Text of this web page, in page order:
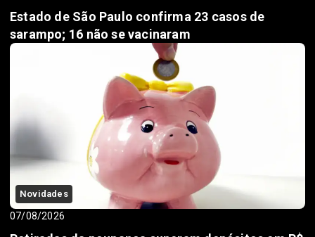
Estado de São Paulo confirma 23 casos de
sarampo; 16 não se vacinaram
Novidades
07/08/2026